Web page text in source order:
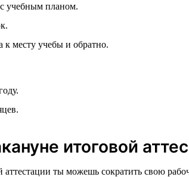
учебным планом.
к месту учебы и обратно.
итоговой
аттестации ты можешь сократить свою